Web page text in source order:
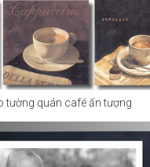
tường quán café ấn tượng